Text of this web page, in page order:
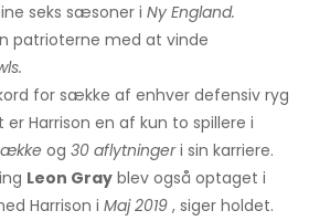
seks sæsoner i Ny England.
patrioterne med at vinde
for sække af enhver defensiv ryg
Harrison en af ​​kun to spillere i
og 30 aflytningeri sin karriere.
Leon Gray blev også optaget i
Harrison i Maj 2019 , siger holdet.